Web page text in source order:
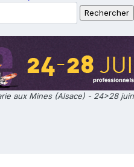
aux Mines (Alsace) - 24>28